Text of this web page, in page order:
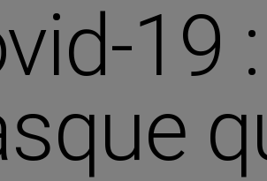
19